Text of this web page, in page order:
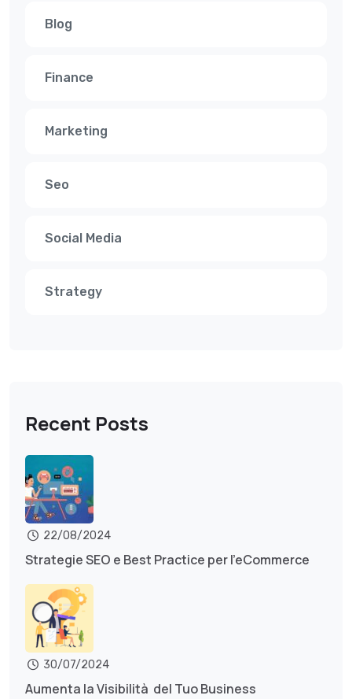
Blog
Finance
Marketing
Seo
Social Media
Strategy
Recent Posts
22/08/2024
Strategie SEO e Best Practice per l’eCommerce
30/07/2024
Aumenta la Visibilità del Tuo Business